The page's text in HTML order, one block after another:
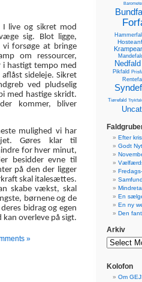
I live og sikret mod
sig. Blot ligge,
forsøge at bringe
om ressourcer,
i hastigt tempo med
sideleje. Sikret
ved pludselig
med hastige skridt.
kommer, bliver
mulighed vi har
Gøres klar til
for hver minut,
besidder evne til
på den der ligger
skal italesættes.
skabe vækst, skal
børnene og de
bidrag og egen
overleve på sigt.
»
Nedfald
Pikfald
Tiørefald
Efter
Godt
En
En ny
Den
Arkiv
Kolofon
Om